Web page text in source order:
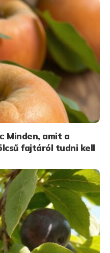
Minden, amit a
fajtáról tudni kell